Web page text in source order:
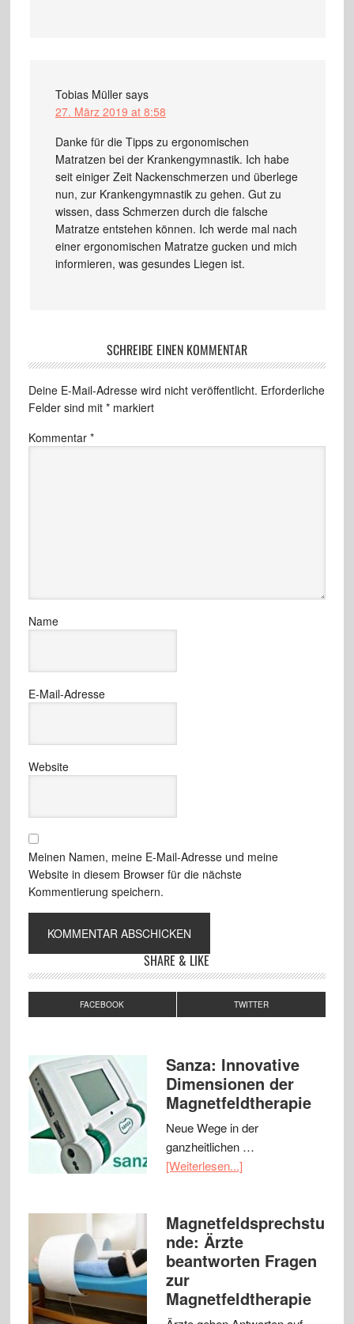
Tobias Müller says
27. März 2019 at 8:58
Danke für die Tipps zu ergonomischen
Matratzen bei der Krankengymnastik. Ich habe
seit einiger Zeit Nackenschmerzen und überlege
nun, zur Krankengymnastik zu gehen. Gut zu
wissen, dass Schmerzen durch die falsche
Matratze entstehen können. Ich werde mal nach
einer ergonomischen Matratze gucken und mich
informieren, was gesundes Liegen ist.
SCHREIBE EINEN KOMMENTAR
Deine E-Mail-Adresse wird nicht veröffentlicht. Erforderliche
Felder sind mit *markiert
Kommentar *
Name
E-Mail-Adresse
Website
Meinen Namen, meine E-Mail-Adresse und meine
Website in diesem Browser für die nächste
Kommentierung speichern.
SHARE & LIKE
FACEBOOK TWITTER
Sanza: Innovative
Dimensionen der
Magnetfeldtherapie
Neue Wege in der
ganzheitlichen …
[Weiterlesen...]
Magnetfeldsprechstu
nde: Ärzte
beantworten Fragen
zur
Magnetfeldtherapie